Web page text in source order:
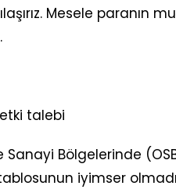
Mesele paranın
talebi
Bölgelerinde
iyimser